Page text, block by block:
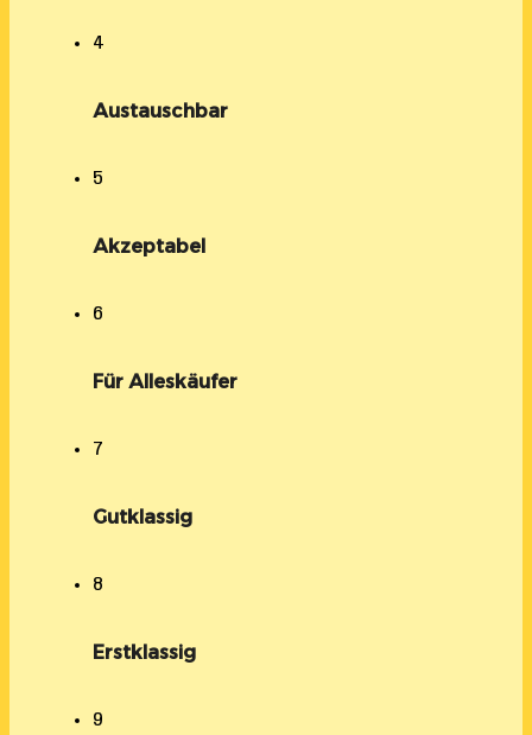
4
Austauschbar
5
Akzeptabel
6
Für Alleskäufer
7
Gutklassig
8
Erstklassig
9